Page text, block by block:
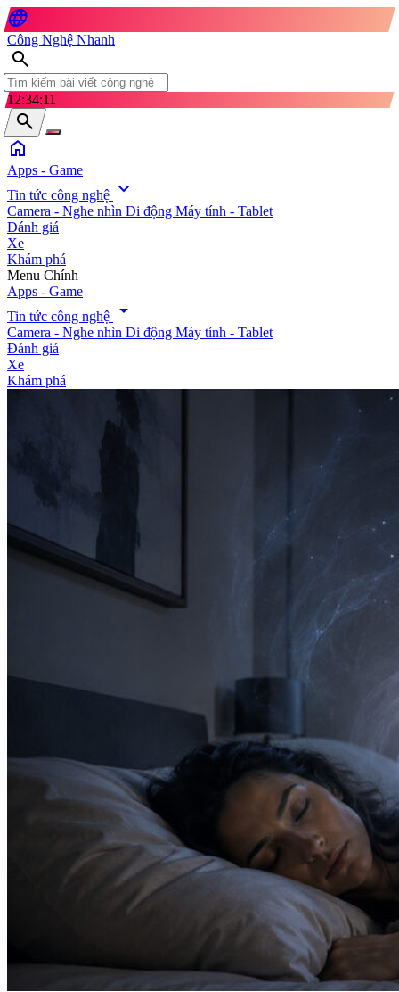
language
Công Nghệ Nhanh
search
12:34:13
search
home
Apps - Game
Tin tức công nghệ expand_more
Camera - Nghe nhìn Di động Máy tính - Tablet
Đánh giá
Xe
Khám phá
search
Menu Chính
Apps - Game
Tin tức công nghệ
arrow_drop_down
Camera - Nghe nhìn Di động Máy tính - Tablet
Đánh giá
Xe
Khám phá